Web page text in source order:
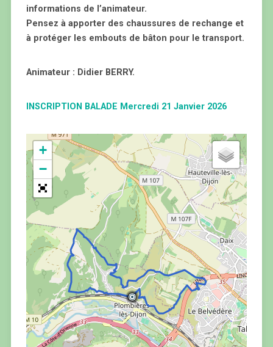
informations de l’animateur.
Pensez à apporter des chaussures de rechange et
à protéger les embouts de bâton pour le transport.
Animateur : Didier BERRY.
INSCRIPTION BALADE Mercredi 21 Janvier 2026
+
−